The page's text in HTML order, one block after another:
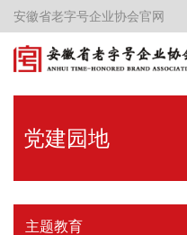
安徽省老字号企业协会官网
党建园地
主题教育